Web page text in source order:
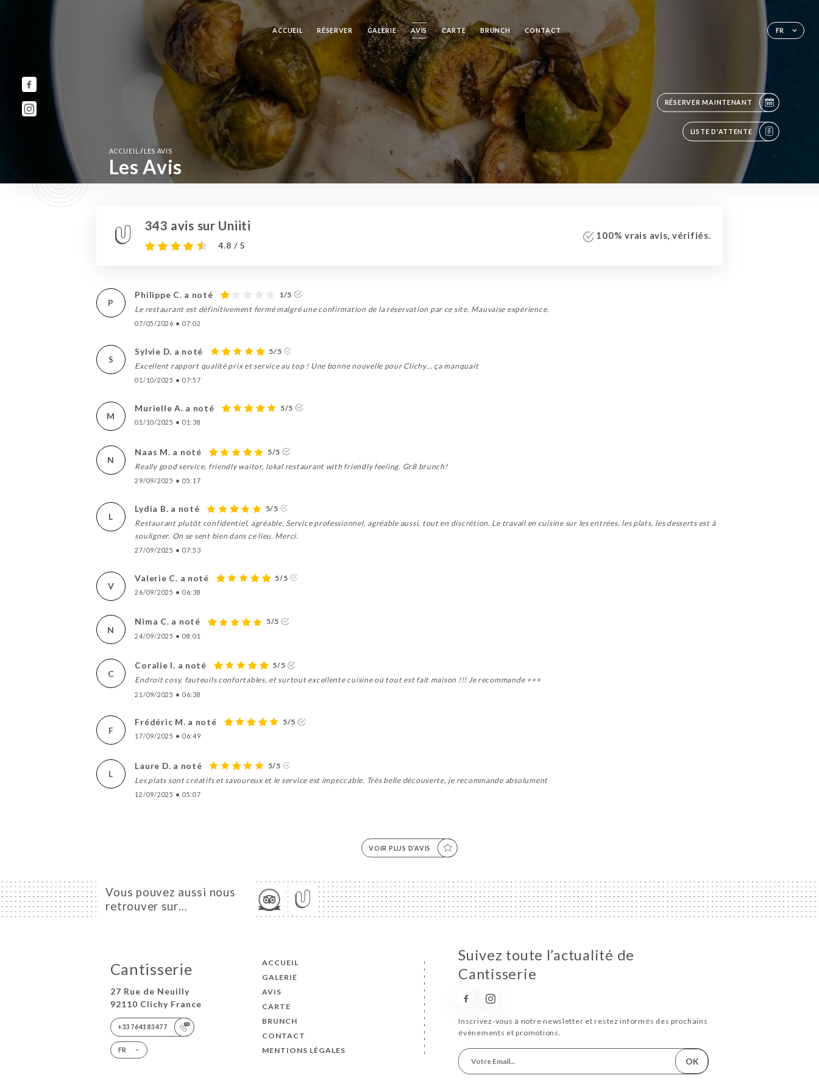
FR
ACCUEIL RÉSERVER GALERIE AVIS CARTE BRUNCH CONTACT
RÉSERVER MAINTENANT
LISTE D'ATTENTE
ACCUEIL/ LES AVIS
Les Avis
343 avis sur Uniiti
4.8 / 5
100% vrais avis, vérifiés.
P
Philippe C. a noté
1/5
Le restaurant est définitivement fermé malgré une confirmation de la réservation par ce site. Mauvaise expérience.
07/05/2026 • 07:02
S
Sylvie D. a noté
5/5
Excellent rapport qualité prix et service au top ! Une bonne nouvelle pour Clichy… ça manquait
01/10/2025 • 07:57
M
Murielle A. a noté 5/5
01/10/2025 • 01:38
N
Naas M. a noté
5/5
Really good service, friendly waitor, lokal restaurant with friendly feeling. Gr8 brunch!
29/09/2025 • 05:17
L
Lydia B. a noté
5/5
Restaurant plutôt confidentiel, agréable. Service professionnel, agréable aussi, tout en discrétion. Le travail en cuisine sur les entrées, les plats, les desserts est à
souligner. On se sent bien dans ce lieu. Merci.
27/09/2025 • 07:53
V
Valerie C. a noté 5/5
26/09/2025 • 06:38
N
Nima C. a noté 5/5
24/09/2025 • 08:01
C
Coralie I. a noté
5/5
Endroit cosy, fauteuils confortables, et surtout excellente cuisine où tout est fait maison !!! Je recommande +++
21/09/2025 • 06:38
F
Frédéric M. a noté 5/5
17/09/2025 • 06:49
L
Laure D. a noté
5/5
Les plats sont créatifs et savoureux et le service est impeccable. Très belle découverte, je recommande absolument
12/09/2025 • 05:07
VOIR PLUS D’AVIS
Vous pouvez aussi nous
retrouver sur…
Cantisserie
27 Rue de Neuilly
92110 Clichy France
+33764183477
FR
ACCUEIL
GALERIE
AVIS
CARTE
BRUNCH
CONTACT
MENTIONS LÉGALES
Suivez toute l’actualité de
Cantisserie
Inscrivez-vous à notre newsletter et restez informés des prochains
évènements et promotions.
OK